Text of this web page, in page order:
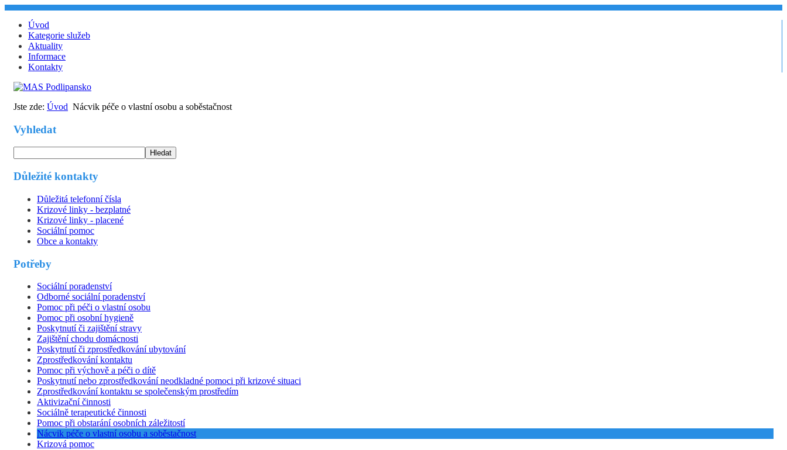
Úvod
Kategorie služeb
Aktuality
Informace
Kontakty
Jste zde: Úvod Nácvik péče o vlastní osobu a soběstačnost
Vyhledat
Hledat
Důležité kontakty
Důležitá telefonní čísla
Krizové linky - bezplatné
Krizové linky - placené
Sociální pomoc
Obce a kontakty
Potřeby
Sociální poradenství
Odborné sociální poradenství
Pomoc při péči o vlastní osobu
Pomoc při osobní hygieně
Poskytnutí či zajištění stravy
Zajištění chodu domácnosti
Poskytnutí či zprostředkování ubytování
Zprostředkování kontaktu
Pomoc při výchově a péči o dítě
Poskytnutí nebo zprostředkování neodkladné pomoci při krizové situaci
Zprostředkování kontaktu se společenským prostředím
Aktivizační činnosti
Sociálně terapeutické činnosti
Pomoc při obstarání osobních záležitostí
Nácvik péče o vlastní osobu a soběstačnost
Krizová pomoc